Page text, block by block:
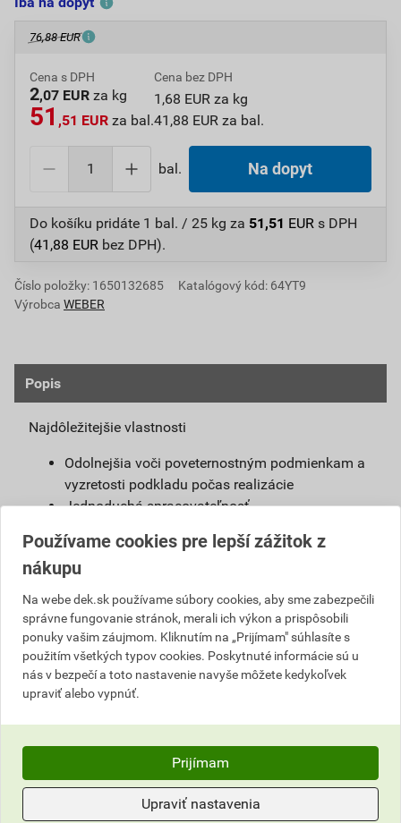
76,88 EUR
Cena s DPH
2,07 EUR za kg
51 ,51 EUR za bal.
Cena bez DPH
1,68 EUR za kg
41,88 EUR za bal.
bal. Na dopyt
Do košíku pridáte 1 bal. / 25 kg za 51,51 EUR s DPH
(41,88 EUR bez DPH).
Číslo položky: 1650132685
Katalógový kód: 64YT9
Výrobca WEBER
Popis
Najdôležitejšie vlastnosti
Odolnejšia voči poveternostným podmienkam a
vyzretosti podkladu počas realizácie
Jednoduchá spracovateľnosť
Vysoká vodoodpudivosť
Možnosť namiešať vo farebnom odtieni podľa
želania zákazníkov
Definícia
Jednoducho spracovateľná, umývateľná
pastovitá omietka vyrobená na báze akrylátovej
živice. Je pripravená na priame použitie na
podkladový náter weber 700.
Omietka slúži na ochranu stavby pred
Používame cookies pre lepší zážitok z
nákupu
Na webe dek.sk používame súbory cookies, aby sme zabezpečili
správne fungovanie stránok, merali ich výkon a prispôsobili
ponuky vašim záujmom. Kliknutím na „Prijímam" súhlasíte s
použitím všetkých typov cookies. Poskytnuté informácie sú u
nás v bezpečí a toto nastavenie navyše môžete kedykoľvek
upraviť alebo vypnúť.
Prijímam
Upraviť nastavenia